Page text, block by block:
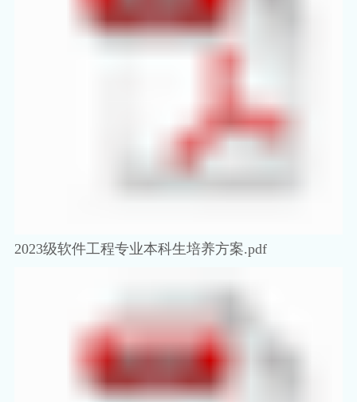
2023级软件工程专业本科生培养方案.pdf